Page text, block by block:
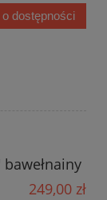
dostępności
249,00 zł